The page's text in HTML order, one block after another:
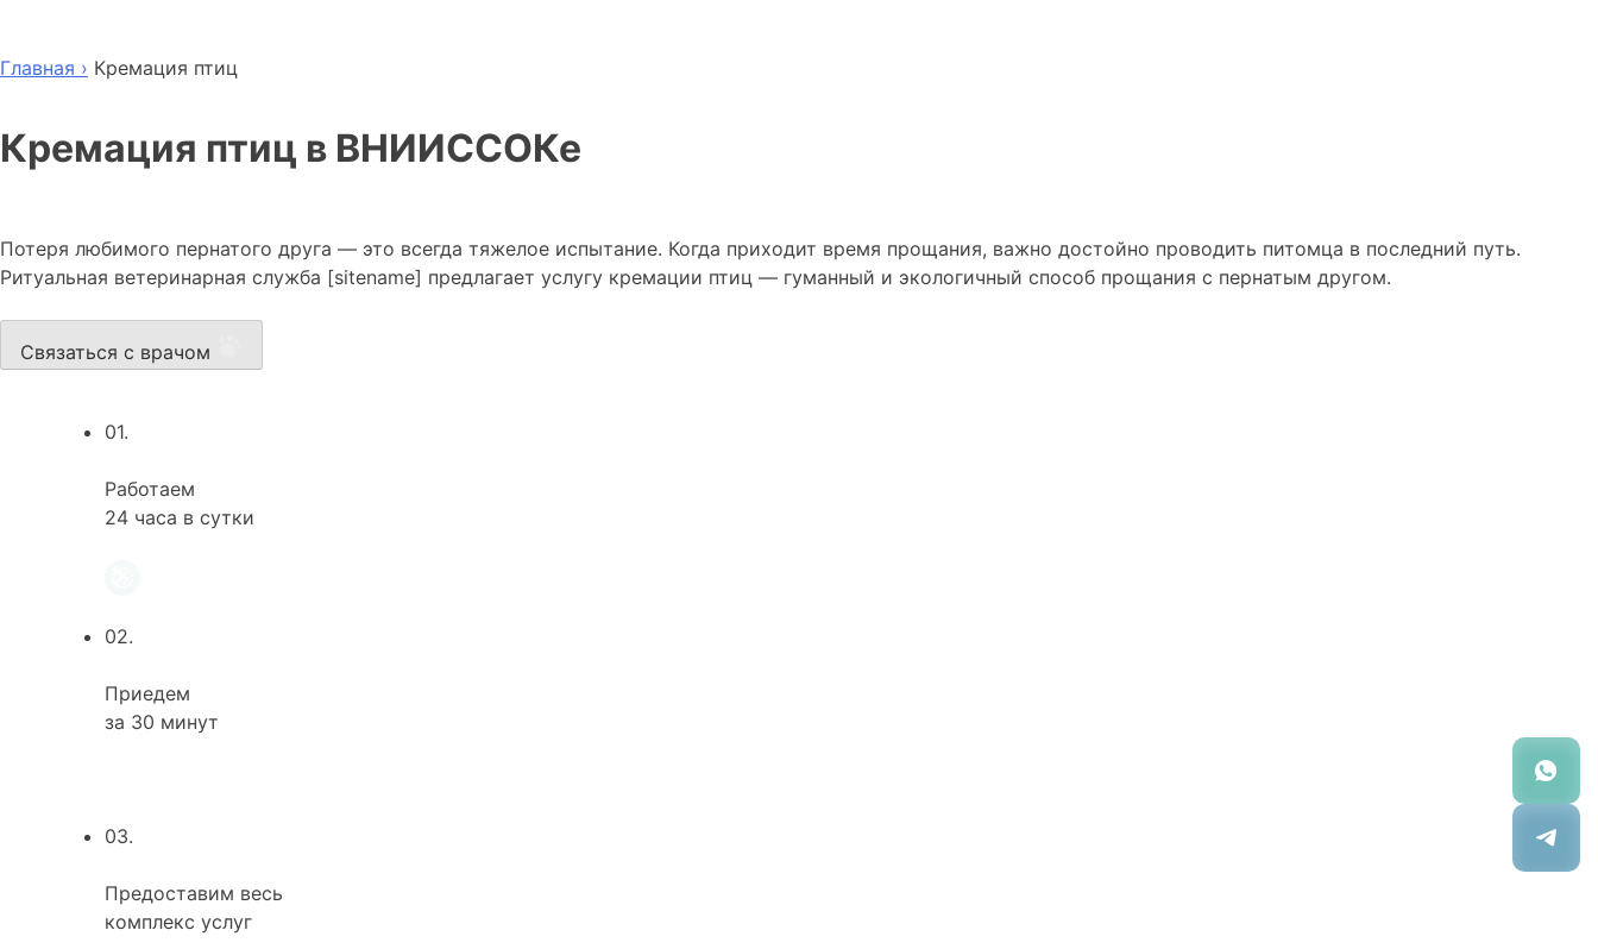
Главная › Кремация птиц
Кремация птиц в ВНИИССОКе
Потеря любимого пернатого друга — это всегда тяжелое испытание. Когда приходит время прощания, важно достойно проводить питомца в последний путь.
Ритуальная ветеринарная служба [sitename] предлагает услугу кремации птиц — гуманный и экологичный способ прощания с пернатым другом.
Связаться с врачом
01.
Работаем
24 часа в сутки
02.
Приедем
за 30 минут
03.
Предоставим весь
комплекс услуг